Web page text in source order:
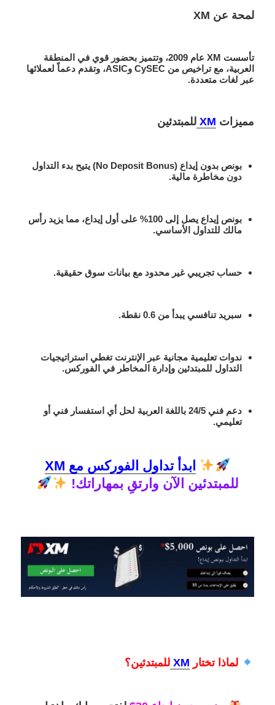
لمحة عن XM
تأسست XM عام 2009، وتتميز بحضور قوي في المنطقة
العربية، مع تراخيص من CySEC وASIC، وتقدم دعماً لعملائها
عبر لغات متعددة.
مميزات XM للمبتدئين
بونص بدون إيداع
(No Deposit Bonus) يتيح بدء التداول
دون مخاطرة مالية.
بونص إيداع يصل إلى 100%
على أول إيداع، مما يزيد رأس
مالك للتداول الأساسي.
حساب تجريبي غير محدود مع بيانات سوق حقيقية.
سبريد تنافسي يبدأ من 0.6 نقطة .
ندوات تعليمية مجانية عبر الإنترنت تغطي استراتيجيات
التداول للمبتدئين و إدارة المخاطر في الفوركس.
دعم فني 24/5 باللغة العربية
لحل أي استفسار فني أو
تعليمي.
ابدأ تداول الفوركس مع XM
للمبتدئين الآن وارتقِ بمهاراتك!
لماذا تختار XM للمبتدئين؟